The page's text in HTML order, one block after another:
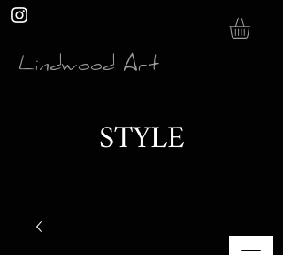
Lindwood Art
STYLE